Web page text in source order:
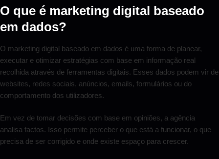
O que é marketing digital baseado
em dados?
O marketing digital baseado em dados é uma forma de planear,
executar e otimizar estratégias com base em informação real
recolhida através de ferramentas digitais. Esses dados podem vir de
websites, redes sociais, anúncios, emails, formulários ou do
comportamento dos utilizadores.
Em vez de tomar decisões com base em opiniões, a agência
analisa factos. Isso permite perceber o que está a funcionar, o que
precisa de ser corrigido e onde existe espaço para crescer.